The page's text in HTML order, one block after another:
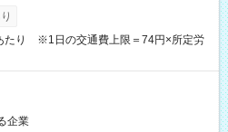
たり ※1日の交通費上限＝74円×所定労
企業